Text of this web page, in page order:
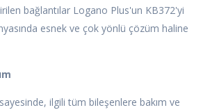
bağlantılar Logano Plus'un KB372'yi
esnek ve çok yönlü çözüm haline
sayesinde, ilgili tüm bileşenlere bakım ve